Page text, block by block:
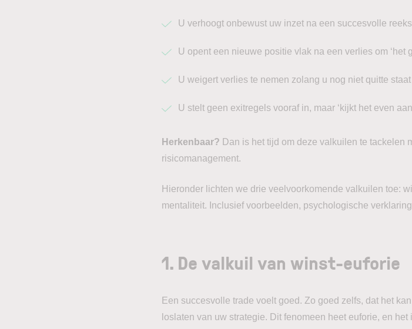
U verhoogt onbewust uw inzet na een succesvolle
U opent een nieuwe positie vlak na een verlies om ‘het
U weigert verlies te nemen zolang u nog niet quitte
U stelt geen exitregels vooraf in, maar ‘kijkt het even
Herkenbaar? Dan is het tijd om deze valkuilen te tackelen
risicomanagement.
Hieronder lichten we drie veelvoorkomende valkuilen toe:
mentaliteit. Inclusief voorbeelden, psychologische
1. De valkuil van winst-euforie
Een succesvolle trade voelt goed. Zo goed zelfs, dat het
loslaten van uw strategie. Dit fenomeen heet euforie, en